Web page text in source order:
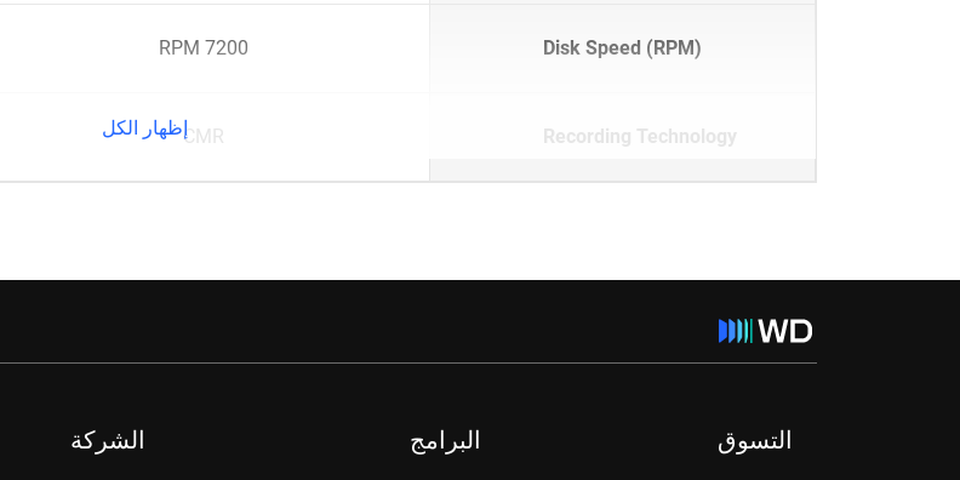
Disk Speed (RPM)
7200 RPM
Recording Technology
CMRإظهار الكل
التسوق البرامج الشركة